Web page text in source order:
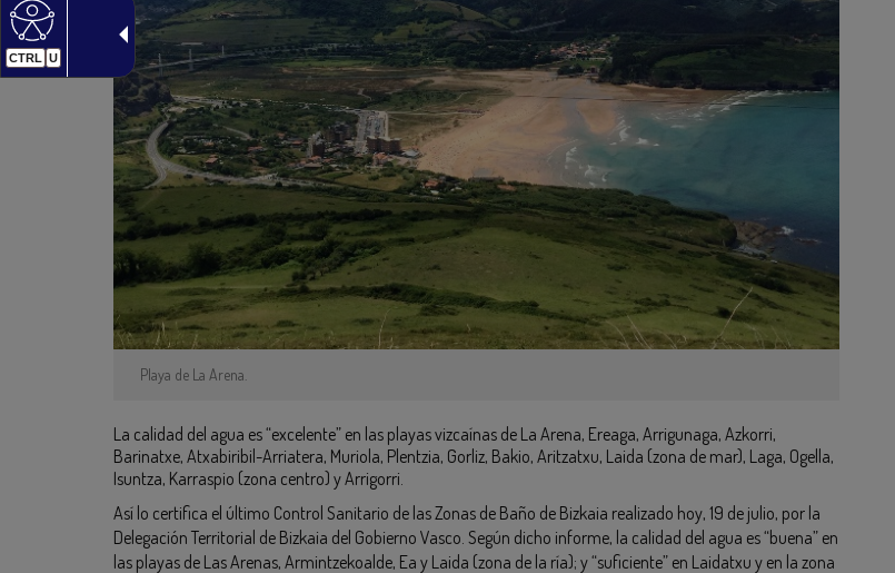
CTRL U
Playa de La Arena.
La calidad del agua es “excelente” en las playas vizcaínas de La Arena, Ereaga, Arrigunaga, Azkorri,
Barinatxe, Atxabiribil-Arriatera, Muriola, Plentzia, Gorliz, Bakio, Aritzatxu, Laida (zona de mar), Laga, Ogella,
Isuntza, Karraspio (zona centro) y Arrigorri.
Así lo certifica el último Control Sanitario de las Zonas de Baño de Bizkaia realizado hoy, 19 de julio, por la
Delegación Territorial de Bizkaia del Gobierno Vasco. Según dicho informe, la calidad del agua es “buena” en
las playas de Las Arenas, Armintzekoalde, Ea y Laida (zona de la ría); y “suficiente” en Laidatxu y en la zona